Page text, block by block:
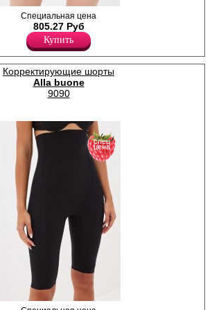
Трусы-утяжка корректирует
область талии, живота и
бедер, задняя нижняя часть
из сетки.
Лайкра 13%
Полиамид 87%
Специальная цена
805.27 Руб
Купить
Корректирующие шорты
Alla buone
9090
спец
цена